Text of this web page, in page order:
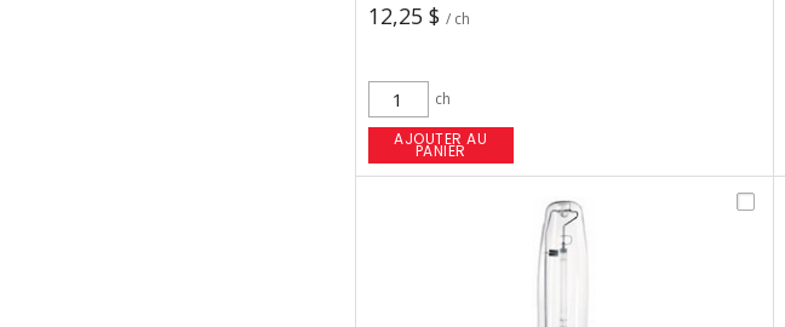
12,25 $ / ch
ch
AJOUTER AU
PANIER